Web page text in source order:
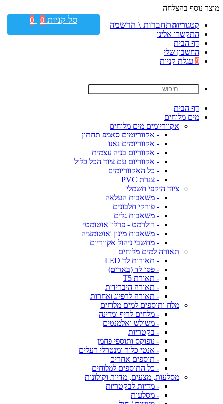
מוצר נוסף בהצלחה
קטגוריות
התקשרו אלינו
דף הבית
החשבון שלי
0 עגלת קניות
דף הבית
מים מלוחים
אקווריומים מים מלוחים
- אקווריומים סאמפ תחתון
- אקווריומים נאנו
- אקווריום בניה עצמית
- אקווריום עם ציוד הכל כלול
- כל האקווריומים
- צנרת PVC
ציוד היקפי חשמלי
- משאבות העלאה
- פורקי חלבונים
- משאבות גלים
- רולרמט - פרלון אוטומטי
- משאבות מינון ואוטומציה
- מחשבי ניהול אקווריום
תאורה למים מלוחים
- תאורות לד LED
- פסי לד (בארים)
- תאורת T5
- תאורה היברידית
- תאורה לרפיוג ואחרות
מלח ותוספים למים מלוחים
- מלחים לריף ומרינה
- משולש ואלמנטים
- בקטריות
- נופוקס ותוספי פחמן
- אנטי כלור ומנטרלי רעלים
- תוספים אחרים
- כל התוספים למלוחים
מסלעות, מצעים, מדיות וקולונות
- מדיות לבקטריות
- מסלעות
התחברות \ הרשמה סל קניות 0
0